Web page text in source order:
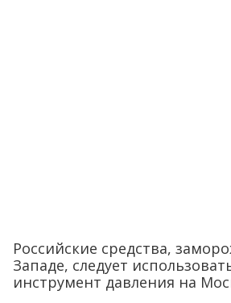
Российские средства,
Западе, следует
инструмент давления на